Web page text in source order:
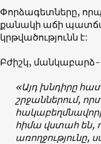
Փորձագետները,
քանակի աճի
կրթվածությունն է:
Բժիշկ, մանկաբարձ-
«Այդ խնդիրը
շրջաններում,
հիմա վստահ են,
առողջությունը,